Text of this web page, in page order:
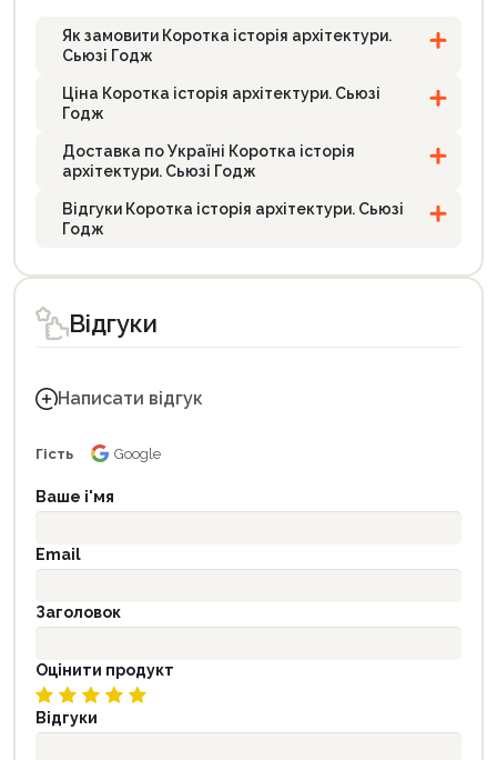
Як замовити Коротка історія архітектури.
Сьюзі Годж
Ціна Коротка історія архітектури. Сьюзі
Годж
Доставка по Україні Коротка історія
архітектури. Сьюзі Годж
Відгуки Коротка історія архітектури. Сьюзі
Годж
Відгуки
Написати відгук
Гість Google
Ваше і'мя
Email
Заголовок
Оцінити продукт
Відгуки